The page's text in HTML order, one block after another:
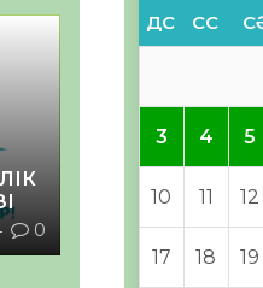
0
ДС СС СӘ
3 4 5
10 11 12
17 18 19